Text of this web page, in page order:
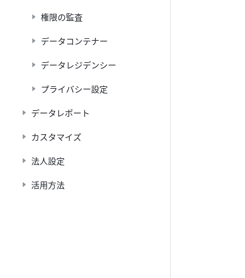
権限の監査
データコンテナー
データレジデンシー
プライバシー設定
データレポート
カスタマイズ
法人設定
活用方法